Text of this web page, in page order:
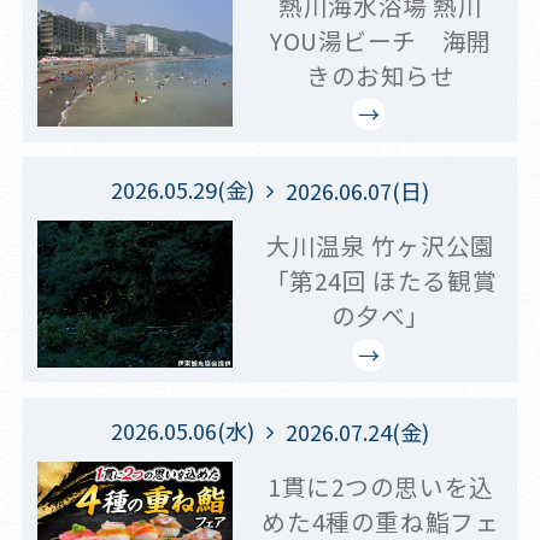
YOU湯ビーチ 海開
きのお知らせ
2026.05.29(金) 2026.06.07(日)
大川温泉 竹ヶ沢公園
「第24回 ほたる観賞
の夕べ」
2026.05.06(水) 2026.07.24(金)
1貫に2つの思いを込
めた4種の重ね鮨フェ